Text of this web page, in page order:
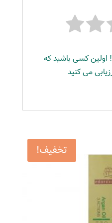
اولین کسی باشید که
می کنید
تخفیف!